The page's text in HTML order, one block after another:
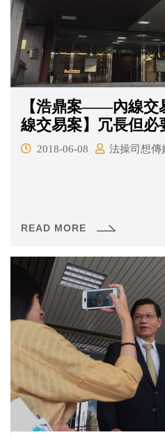
【浩鼎案——內線交
線交易案】冗長但必
2018-06-08 法操司想傳
READ MORE